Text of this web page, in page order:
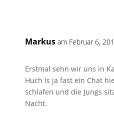
Markus am Februar 6,
Erstmal sehn wir uns in
Huch is ja fast ein Chat
schlafen und die Jungs
Nacht.